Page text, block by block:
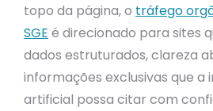
topo da página, o tráfego
SGE é direcionado para sites
dados estruturados, clareza
informações exclusivas que a
artificial possa citar com